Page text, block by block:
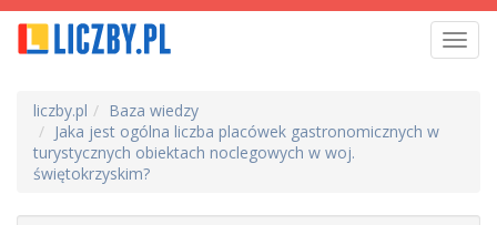
liczby.pl
Baza wiedzy
Jaka jest ogólna liczba placówek gastronomicznych w
turystycznych obiektach noclegowych w woj.
świętokrzyskim?